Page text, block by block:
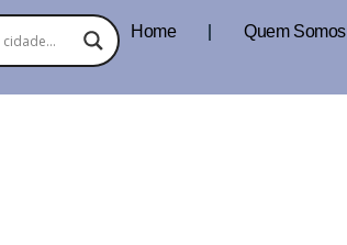
Home Quem Somos